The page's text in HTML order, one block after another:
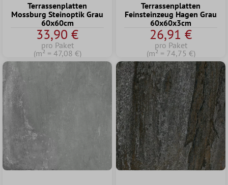
Terrassenplatten
Mossburg Steinoptik Grau
60x60cm
33,90 €
pro Paket
(m² = 47,08 €)
Terrassenplatten
Feinsteinzeug Hagen Grau
60x60x3cm
26,91 €
pro Paket
(m² = 74,75 €)